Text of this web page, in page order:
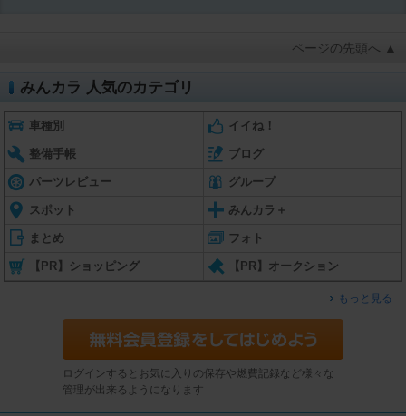
ページの先頭へ ▲
みんカラ 人気のカテゴリ
車種別 イイね！
整備手帳 ブログ
パーツレビュー グループ
スポット みんカラ＋
まとめ フォト
【PR】ショッピング 【PR】オークション
もっと見る
ログインするとお気に入りの保存や燃費記録など様々な
管理が出来るようになります